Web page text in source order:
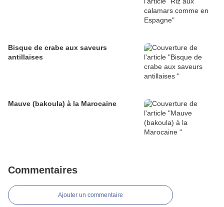
Bisque de crabe aux saveurs
antillaises
Mauve (bakoula) à la Marocaine
Commentaires
Ajouter un commentaire